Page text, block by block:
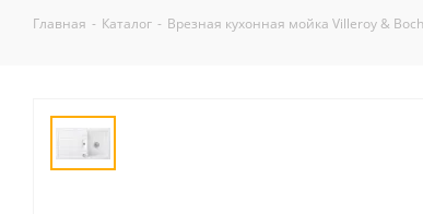
Главная - Каталог - Врезная кухонная мойка Villeroy &